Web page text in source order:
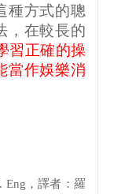
種方式的聰
，在較長的
習正確的操
當作娛樂消
Eng ，譯者：羅